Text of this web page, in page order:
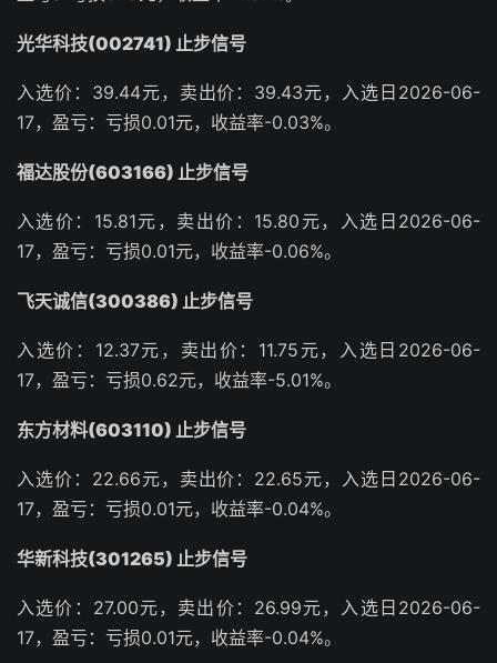
光华科技(002741) 止步信号
入选价：39.44元，卖出价：39.43元，入选日2026-06-
17，盈亏：亏损0.01元，收益率-0.03%。
福达股份(603166) 止步信号
入选价：15.81元，卖出价：15.80元，入选日2026-06-
17，盈亏：亏损0.01元，收益率-0.06%。
飞天诚信(300386) 止步信号
入选价：12.37元，卖出价：11.75元，入选日2026-06-
17，盈亏：亏损0.62元，收益率-5.01%。
东方材料(603110) 止步信号
入选价：22.66元，卖出价：22.65元，入选日2026-06-
17，盈亏：亏损0.01元，收益率-0.04%。
华新科技(301265) 止步信号
入选价：27.00元，卖出价：26.99元，入选日2026-06-
17，盈亏：亏损0.01元，收益率-0.04%。